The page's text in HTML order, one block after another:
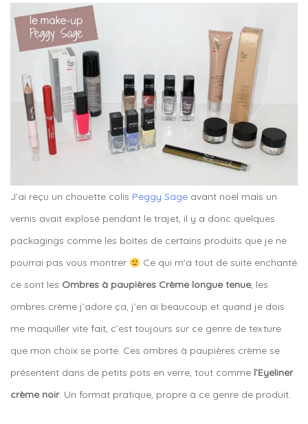
J’ai reçu un chouette colis Peggy Sage avant noël mais un
vernis avait explosé pendant le trajet, il y a donc quelques
packagings comme les boîtes de certains produits que je ne
pourrai pas vous montrer
Ce qui m’a tout de suite enchanté
ce sont les Ombres à paupières Crème longue tenue, les
ombres crème j’adore ça, j’en ai beaucoup et quand je dois
me maquiller vite fait, c’est toujours sur ce genre de texture
que mon choix se porte. Ces ombres à paupières crème se
présentent dans de petits pots en verre, tout comme l’Eyeliner
crème noir. Un format pratique, propre à ce genre de produit.